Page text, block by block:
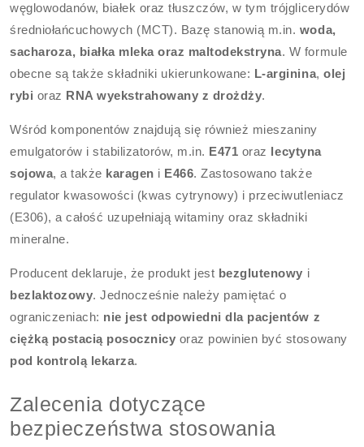
węglowodanów, białek oraz tłuszczów, w tym trójglicerydów
średniołańcuchowych (MCT). Bazę stanowią m.in. woda,
sacharoza, białka mleka oraz maltodekstryna. W formule
obecne są także składniki ukierunkowane: L-arginina,olej
rybi oraz RNA wyekstrahowany z drożdży.
Wśród komponentów znajdują się również mieszaniny
emulgatorów i stabilizatorów, m.in. E471 oraz lecytyna
sojowa, a także karagen i E466. Zastosowano także
regulator kwasowości (kwas cytrynowy) i przeciwutleniacz
(E306), a całość uzupełniają witaminy oraz składniki
mineralne.
Producent deklaruje, że produkt jest bezglutenowy i
bezlaktozowy. Jednocześnie należy pamiętać o
ograniczeniach: nie jest odpowiedni dla pacjentów z
ciężką postacią posocznicy oraz powinien być stosowany
pod kontrolą lekarza.
Zalecenia dotyczące
bezpieczeństwa stosowania